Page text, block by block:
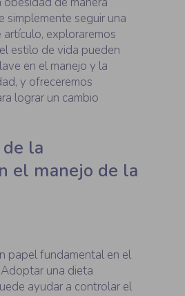
simplemente seguir una
exploraremos
estilo de vida pueden
en el manejo y la
y ofreceremos
lograr un cambio
la
el manejo de la
papel fundamental en el
una dieta
ayudar a controlar el